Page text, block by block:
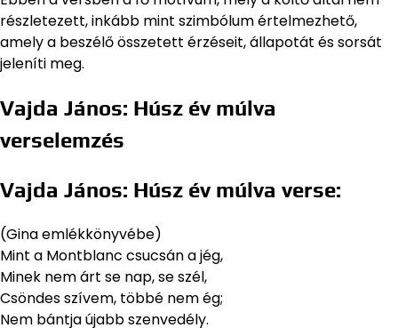
részletezett, inkább mint szimbólum értelmezhető,
amely a beszélő összetett érzéseit, állapotát és sorsát
jeleníti meg.
Vajda János: Húsz év múlva
verselemzés
Vajda János: Húsz év múlva verse:
(Gina emlékkönyvébe)
Mint a Montblanc csucsán a jég,
Minek nem árt se nap, se szél,
Csöndes szívem, többé nem ég;
Nem bántja újabb szenvedély.